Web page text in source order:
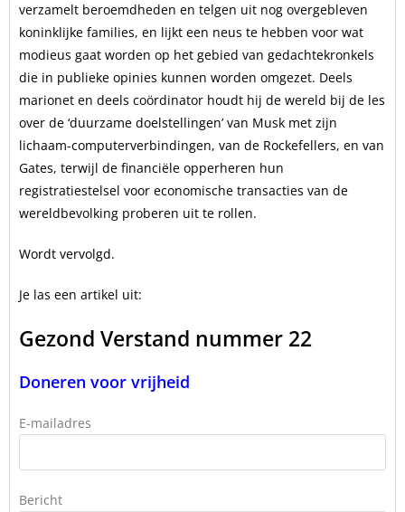
verzamelt beroemdheden en telgen uit nog overgebleven
koninklijke families, en lijkt een neus te hebben voor wat
modieus gaat worden op het gebied van gedachtekronkels
die in publieke opinies kunnen worden omgezet. Deels
marionet en deels coördinator houdt hij de wereld bij de les
over de ‘duurzame doelstellingen’ van Musk met zijn
lichaam-computerverbindingen, van de Rockefellers, en van
Gates, terwijl de financiële opperheren hun
registratiestelsel voor economische transacties van de
wereldbevolking proberen uit te rollen.
Wordt vervolgd.
Je las een artikel uit:
Gezond Verstand nummer 22
Doneren voor vrijheid
E-mailadres
Bericht